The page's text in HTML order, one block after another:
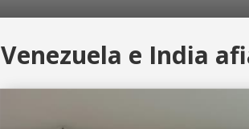
Venezuela e India